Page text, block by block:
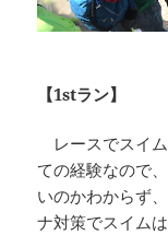
【1stラン】
レースでスイ
ての経験なので
いのかわからず
ナ対策でスイム